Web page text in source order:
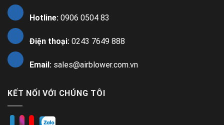
Hotline: 0906 0504 83
Điện thoại: 0243 7649 888
Email: sales@airblower.com.vn
KẾT NỐI VỚI CHÚNG TÔI